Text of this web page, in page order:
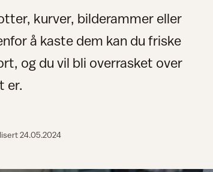
kurver, bilderammer eller
å kaste dem kan du friske
og du vil bli overrasket over
er.
24.05.2024